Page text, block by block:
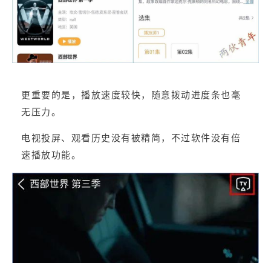
更重要的是，播放速度较快，随意拨动进度条也毫
无压力。
电视投屏、观看历史没有被精简，不过软件没有倍
速播放功能。